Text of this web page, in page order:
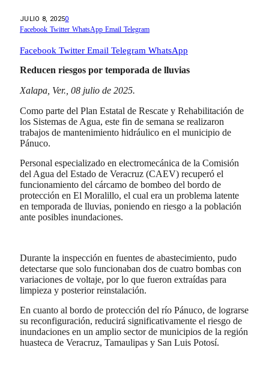
JULIO 8, 20250
Facebook Twitter WhatsApp Email Telegram
Facebook Twitter Email Telegram WhatsApp
Reducen riesgos por temporada de lluvias
Xalapa, Ver., 08 julio de 2025.
Como parte del Plan Estatal de Rescate y Rehabilitación de
los Sistemas de Agua, este fin de semana se realizaron
trabajos de mantenimiento hidráulico en el municipio de
Pánuco.
Personal especializado en electromecánica de la Comisión
del Agua del Estado de Veracruz (CAEV) recuperó el
funcionamiento del cárcamo de bombeo del bordo de
protección en El Moralillo, el cual era un problema latente
en temporada de lluvias, poniendo en riesgo a la población
ante posibles inundaciones.
Durante la inspección en fuentes de abastecimiento, pudo
detectarse que solo funcionaban dos de cuatro bombas con
variaciones de voltaje, por lo que fueron extraídas para
limpieza y posterior reinstalación.
En cuanto al bordo de protección del río Pánuco, de lograrse
su reconfiguración, reducirá significativamente el riesgo de
inundaciones en un amplio sector de municipios de la región
huasteca de Veracruz, Tamaulipas y San Luis Potosí.